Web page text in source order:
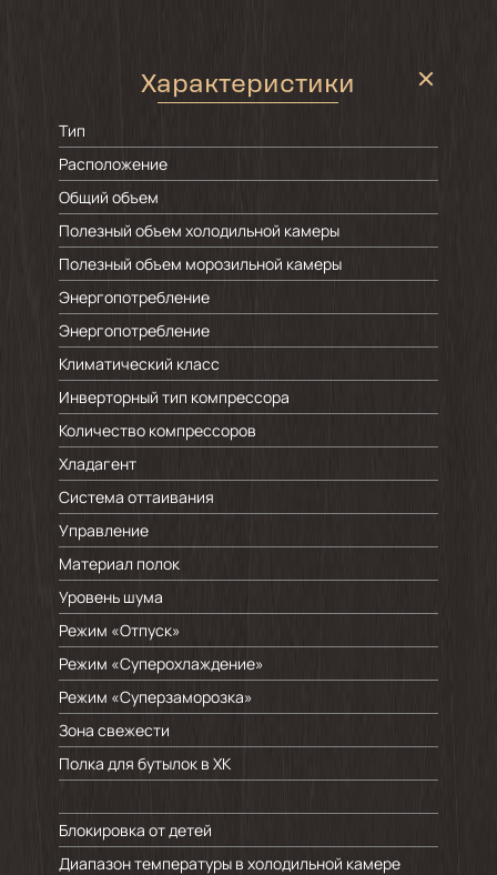
Характеристики
Тип
Расположение
Общий объем
Полезный объем холодильной камеры
Полезный объем морозильной камеры
Энергопотребление
Энергопотребление
Климатический класс
Инверторный тип компрессора
Количество компрессоров
Хладагент
Система оттаивания
Управление
Материал полок
Уровень шума
Режим «Отпуск»
Режим «Суперохлаждение»
Режим «Суперзаморозка»
Зона свежести
Полка для бутылок в ХК
Блокировка от детей
Диапазон температуры в холодильной камере